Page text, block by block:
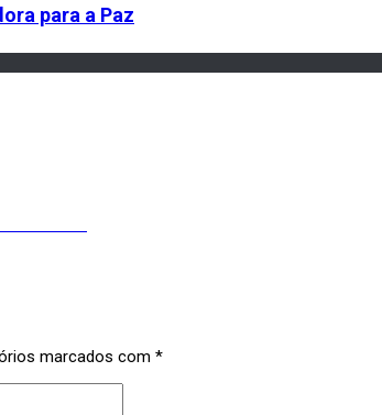
para a Paz
marcados com *